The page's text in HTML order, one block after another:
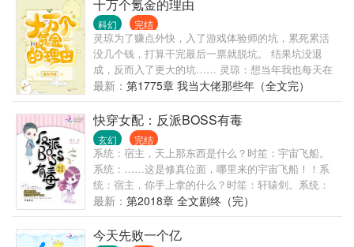
来游戏里多了一条禁忌：远离银苏，她有病！
十万个氪金的理由
科幻 完结
灵琼为了赚点外快，入了游戏体验师的坑，累死累活
没几个钱，打算干完最后一票就脱坑。 结果坑没退
成，反而入了更大的坑…… 灵琼：想当年我也每天在
几百平的大床上醒来，我的100个执事正等着给我穿
衣…… 系统：醒醒！你一平米都没有。 灵琼：呵！凡
人就是嫉妒我的美貌，没办法，谁让我这么有钱。 系
统：醒醒！看看你的余额！！你穷得馒头都吃不上。
灵琼：曾经我也打遍天下无敌手，领略世间无敌的寂
寞…… 系统：醒醒！你先从地上起来！ 灵琼：我人见
人爱，花见花开…… 系统：醒醒！！你的美男要挂
了！ 灵琼：扶我起来，我还能肝！
最新： 第1775章 我当大佬那些年（全文完）
快穿女配：反派BOSS有毒
玄幻 完结
系统：宿主，天上那东西是什么？时笙：宇宙飞船。
系统：……这是修真位面，哪里来的宇宙飞船！！系
统：宿主，你手上拿的什么？时笙：轩辕剑。系统：
这是科技位面，哪里来的上古神器！！等等……宿
主，你在干什么Σ(°△°|||)︴时笙：拆▽^*)))#我的宿主叼
炸天，徒手拆>
最新： 第2018章 全文剧终（完）
今天先败一个亿